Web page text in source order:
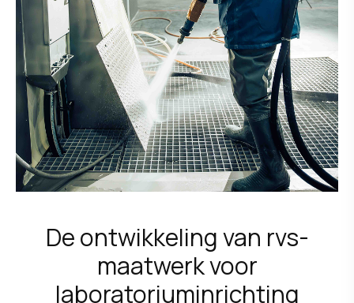
De ontwikkeling van rvs-
maatwerk voor
laboratoriuminrichting